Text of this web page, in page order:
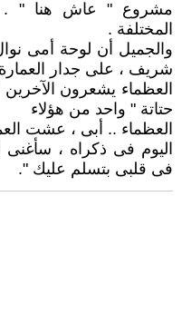
مشروع " عاش هنا " .
المختلفة .
والجميل أن لوحة أمى
شريف ، على جدار
العظماء يشعرون
حتاتة " واحد من هؤلاء
العظماء .. أبى ، عشت
اليوم فى ذكراه ،
فى قلبى بتسلم عليك ".